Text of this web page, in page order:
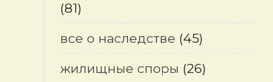
(81)
все о наследстве (45)
жилищные споры (26)